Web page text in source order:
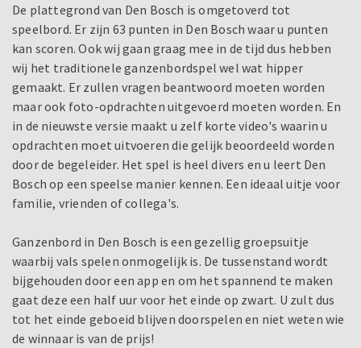
De plattegrond van Den Bosch is omgetoverd tot
speelbord. Er zijn 63 punten in Den Bosch waar u punten
kan scoren. Ook wij gaan graag mee in de tijd dus hebben
wij het traditionele ganzenbordspel wel wat hipper
gemaakt. Er zullen vragen beantwoord moeten worden
maar ook foto-opdrachten uitgevoerd moeten worden. En
in de nieuwste versie maakt u zelf korte video's waarin u
opdrachten moet uitvoeren die gelijk beoordeeld worden
door de begeleider. Het spel is heel divers en u leert Den
Bosch op een speelse manier kennen. Een ideaal uitje voor
familie, vrienden of collega's.
Ganzenbord in Den Bosch is een gezellig groepsuitje
waarbij vals spelen onmogelijk is. De tussenstand wordt
bijgehouden door een app en om het spannend te maken
gaat deze een half uur voor het einde op zwart. U zult dus
tot het einde geboeid blijven doorspelen en niet weten wie
de winnaar is van de prijs!